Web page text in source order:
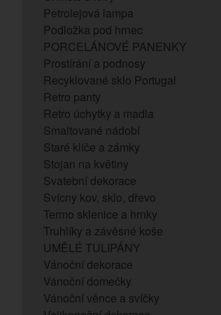
Petrolejová lampa
Podložka pod hrnec
PORCELÁNOVÉ PANENKY
Prostírání a podnosy
Recyklované sklo Portugal
Retro panty
Retro úchytky a madla
Smaltované nádobí
Staré klíče a zámky
Stojan na květiny
Svatební dekorace
Svícny kov, sklo, dřevo
Termo sklenice a hrnky
Truhlíky a závěsné koše
UMĚLÉ TULIPÁNY
Vánoční dekorace
Vánoční domečky
Vánoční věnce a svíčky